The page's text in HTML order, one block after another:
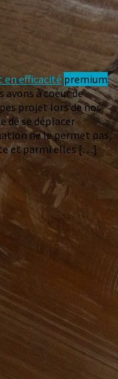
en efficacité premium
avons à coeur de
projet lors de nos
de se déplacer
ne le permet pas,
et parmi elles […]